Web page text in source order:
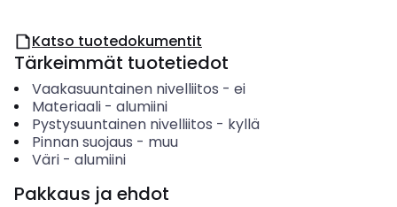
Katso tuotedokumentit
Tärkeimmät tuotetiedot
Vaakasuuntainen nivelliitos - ei
Materiaali- alumiini
Pystysuuntainen nivelliitos - kyllä
Pinnan suojaus - muu
Väri- alumiini
Pakkaus ja ehdot